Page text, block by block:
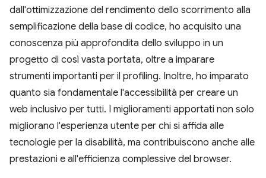
dall'ottimizzazione del rendimento dello scorrimento alla
semplificazione della base di codice, ho acquisito una
conoscenza più approfondita dello sviluppo in un
progetto di così vasta portata, oltre a imparare
strumenti importanti per il profiling. Inoltre, ho imparato
quanto sia fondamentale l'accessibilità per creare un
web inclusivo per tutti. I miglioramenti apportati non solo
migliorano l'esperienza utente per chi si affida alle
tecnologie per la disabilità, ma contribuiscono anche alle
prestazioni e all'efficienza complessive del browser.